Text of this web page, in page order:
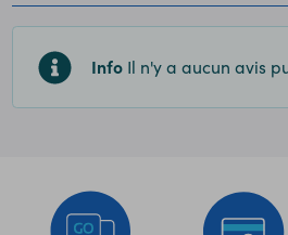
Info Il n'y a aucun avis